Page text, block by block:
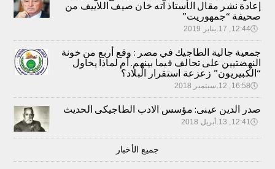
إعادة نشر مقال الأستاذ آته خان صيف اللاييف من
صحيفة “جمهوريت”
🕔12:44, 17.يناير 2019
جمعية جالية الطاجيك في مصر : وقع أربع من خونة
النهضتيين على تحالف فيما بينهم. أم لماذا يحاول
“الكبيريون” زعزعة استقرار البلاد؟
🕔16:58, 12.سبتمبر 2018
صدر الدين عينى: مؤسس الادب الطاجيكى الحديث
🕔12:41, 13.أبريل 2018
جميع الأخبار